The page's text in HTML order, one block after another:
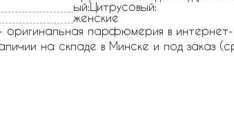
ый:Цитрусовый:
женские
оригинальная парфюмерия в интернет-
на складе в Минске и под заказ